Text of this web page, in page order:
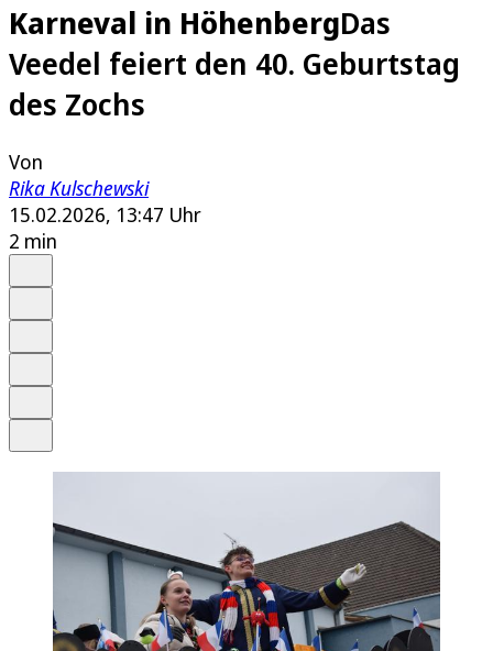
Karneval in HöhenbergDas
Veedel feiert den 40. Geburtstag
des Zochs
Von
Rika Kulschewski
15.02.2026, 13:47 Uhr
2 min